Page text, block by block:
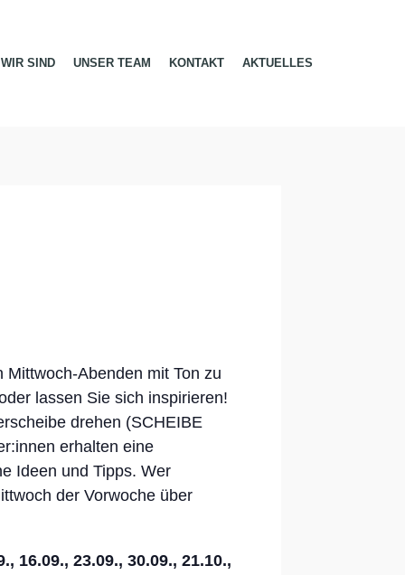
SIND UNSER TEAM KONTAKT AKTUELLES
Abenden mit Ton zu
lassen Sie sich inspirieren!
drehen (SCHEIBE
erhalten eine
Ideen und Tipps. Wer
der Vorwoche über
16.09., 23.09., 30.09., 21.10.,